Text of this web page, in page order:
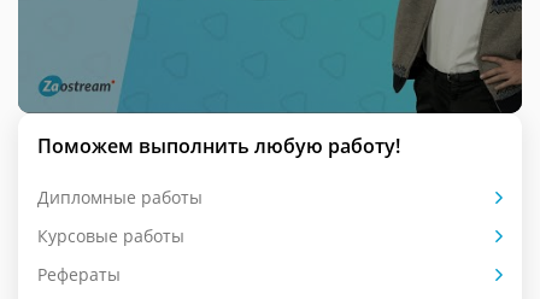
Поможем выполнить любую работу!
Дипломные работы
Курсовые работы
Рефераты